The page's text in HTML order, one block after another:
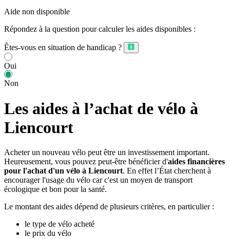
Aide non disponible
Répondez à la question pour calculer les aides disponibles :
Êtes-vous en situation de handicap ?
Oui
Non
Les aides à l’achat de vélo à
Liencourt
Acheter un nouveau vélo peut être un investissement important.
Heureusement, vous pouvez peut-être bénéficier d'aides financières
pour l'achat d'un vélo à Liencourt. En effet l’État cherchent à
encourager l'usage du vélo car c'est un moyen de transport
écologique et bon pour la santé.
Le montant des aides dépend de plusieurs critères, en particulier :
le type de vélo acheté
le prix du vélo